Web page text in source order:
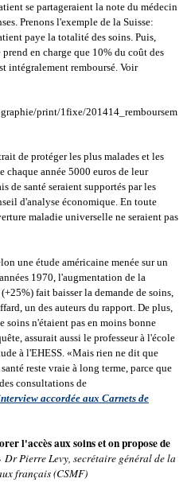
se partageraient la note du médecin
Prenons l'exemple de la Suisse:
paye la totalité des soins. Puis,
en charge que 10% du coût des
intégralement remboursé. Voir
de protéger les plus malades et les
chaque année 5000 euros de leur
de santé seraient supportés par les
d'analyse économique. En toute
maladie universelle ne seraient pas
une étude américaine menée sur un
1970, l'augmentation de la
fait baisser la demande de soins,
un des auteurs du rapport. De plus,
soins n'étaient pas en moins bonne
assurait aussi le professeur à l'école
à l'EHESS. «Mais rien ne dit que
reste vraie à long terme, parce que
consultations de
accordée aux Carnets de
l'accès aux soins et on propose de
Dr Pierre Levy, secrétaire général de la
français (CSMF)